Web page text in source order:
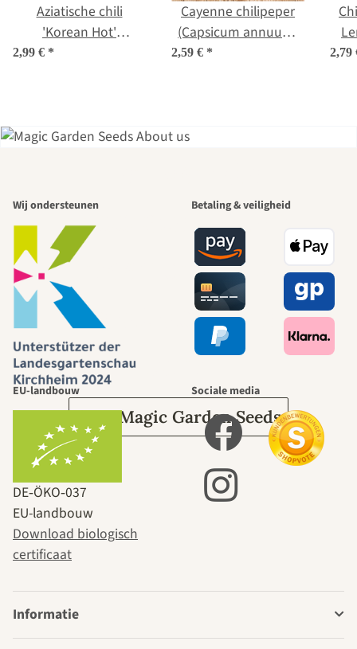
Aziatische chili
'Korean Hot'
(Capsicum annuum)
2,99 € *
Cayenne chilipeper
(Capsicum annuum)
bio zaden
2,59 € * 2,79
mooiste paden
naar onszelf
leidt door de
tuin.
Over Magic Garden Seeds
Wij ondersteunen Betaling & veiligheid
EU-landbouw
DE‑ÖKO‑037
EU-landbouw
Download biologisch
certificaat
Sociale media
Informatie